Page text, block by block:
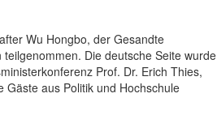
Wu Hongbo, der Gesandte
Die deutsche Seite wurde
Prof. Dr. Erich Thies,
Gäste aus Politik und Hochschule